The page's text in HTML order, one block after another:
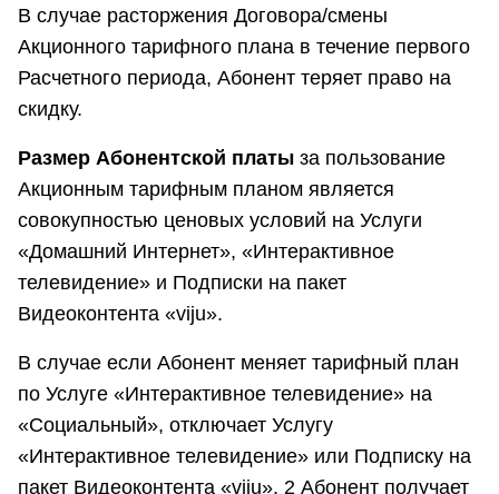
В случае расторжения Договора/смены
Акционного тарифного плана в течение первого
Расчетного периода, Абонент теряет право на
скидку.
Размер Абонентской платы за пользование
Акционным тарифным планом является
совокупностью ценовых условий на Услуги
«Домашний Интернет», «Интерактивное
телевидение» и Подписки на пакет
Видеоконтента «viju».
В случае если Абонент меняет тарифный план
по Услуге «Интерактивное телевидение» на
«Социальный», отключает Услугу
«Интерактивное телевидение» или Подписку на
пакет Видеоконтента «viju», 2 Абонент получает